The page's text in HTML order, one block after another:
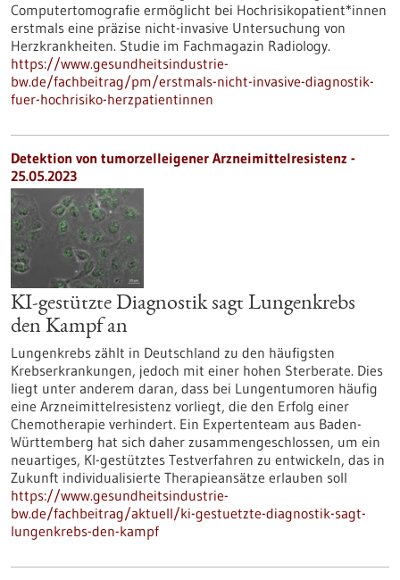
Computertomografie ermöglicht bei Hochrisikopatient*innen
erstmals eine präzise nicht-invasive Untersuchung von
Herzkrankheiten. Studie im Fachmagazin Radiology.
https://www.gesundheitsindustrie-
bw.de/fachbeitrag/pm/erstmals-nicht-invasive-diagnostik-
fuer-hochrisiko-herzpatientinnen
Detektion von tumorzelleigener Arzneimittelresistenz -
25.05.2023
KI-gestützte Diagnostik sagt Lungenkrebs
den Kampf an
Lungenkrebs zählt in Deutschland zu den häufigsten
Krebserkrankungen, jedoch mit einer hohen Sterberate. Dies
liegt unter anderem daran, dass bei Lungentumoren häufig
eine Arzneimittelresistenz vorliegt, die den Erfolg einer
Chemotherapie verhindert. Ein Expertenteam aus Baden-
Württemberg hat sich daher zusammengeschlossen, um ein
neuartiges, KI-gestütztes Testverfahren zu entwickeln, das in
Zukunft individualisierte Therapieansätze erlauben soll
https://www.gesundheitsindustrie-
bw.de/fachbeitrag/aktuell/ki-gestuetzte-diagnostik-sagt-
lungenkrebs-den-kampf